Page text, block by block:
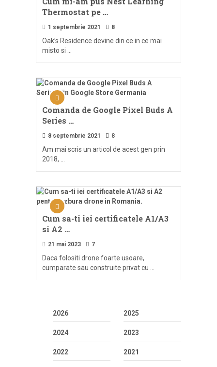
Thermostat pe …
1 septembrie 2021 8
Oak’s Residence devine din ce in ce mai
misto si …
Comanda de Google Pixel Buds A
Series …
8 septembrie 2021 8
Am mai scris un articol de acest gen prin
2018, …
Cum sa-ti iei certificatele A1/A3
si A2 …
21 mai 2023 7
Daca folositi drone foarte usoare,
cumparate sau construite privat cu …
2026 2025
2024 2023
2022 2021